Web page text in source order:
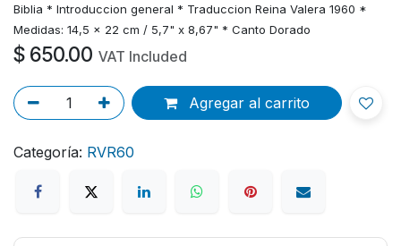
Biblia * Introduccion general * Traduccion Reina Valera 1960 *
Medidas: 14,5 x 22 cm / 5,7" x 8,67" * Canto Dorado
$ 650.00 VAT Included
Agregar al carrito
Categoría: RVR60